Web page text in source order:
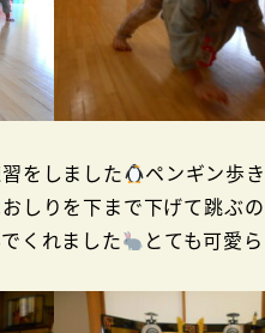
をしました
ペンギン歩
しりを下まで下げて跳ぶ
くれました
とても可愛